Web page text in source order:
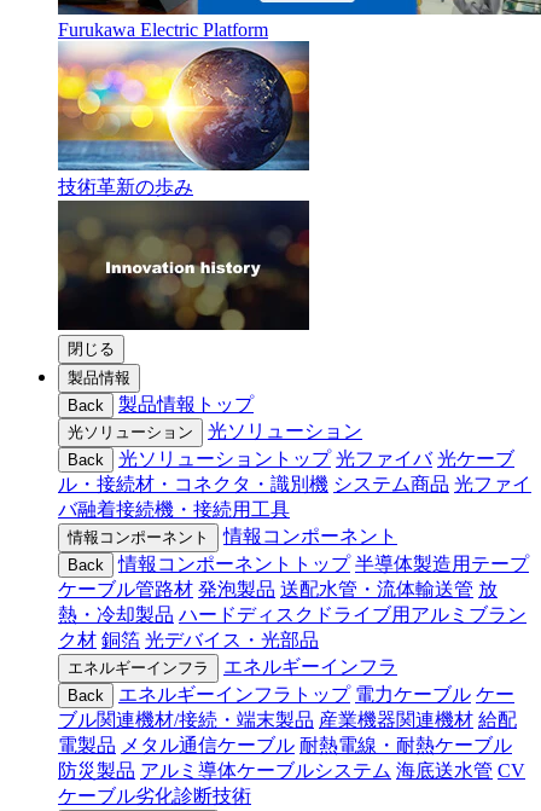
Furukawa Electric Platform
技術革新の歩み
閉じる
製品情報
Back
製品情報トップ
光ソリューション 光ソリューション
Back 光ソリューショントップ 光ファイバ 光ケーブ
ル・接続材・コネクタ・識別機 システム商品 光ファイ
バ融着接続機・接続用工具
情報コンポーネント 情報コンポーネント
Back 情報コンポーネントトップ 半導体製造用テープ
ケーブル管路材 発泡製品 送配水管・流体輸送管 放
熱・冷却製品 ハードディスクドライブ用アルミブラン
ク材 銅箔 光デバイス・光部品
エネルギーインフラ エネルギーインフラ
Back エネルギーインフラトップ 電力ケーブル ケー
ブル関連機材/接続・端末製品 産業機器関連機材 給配
電製品 メタル通信ケーブル 耐熱電線・耐熱ケーブル
防災製品 アルミ導体ケーブルシステム 海底送水管 CV
ケーブル劣化診断技術